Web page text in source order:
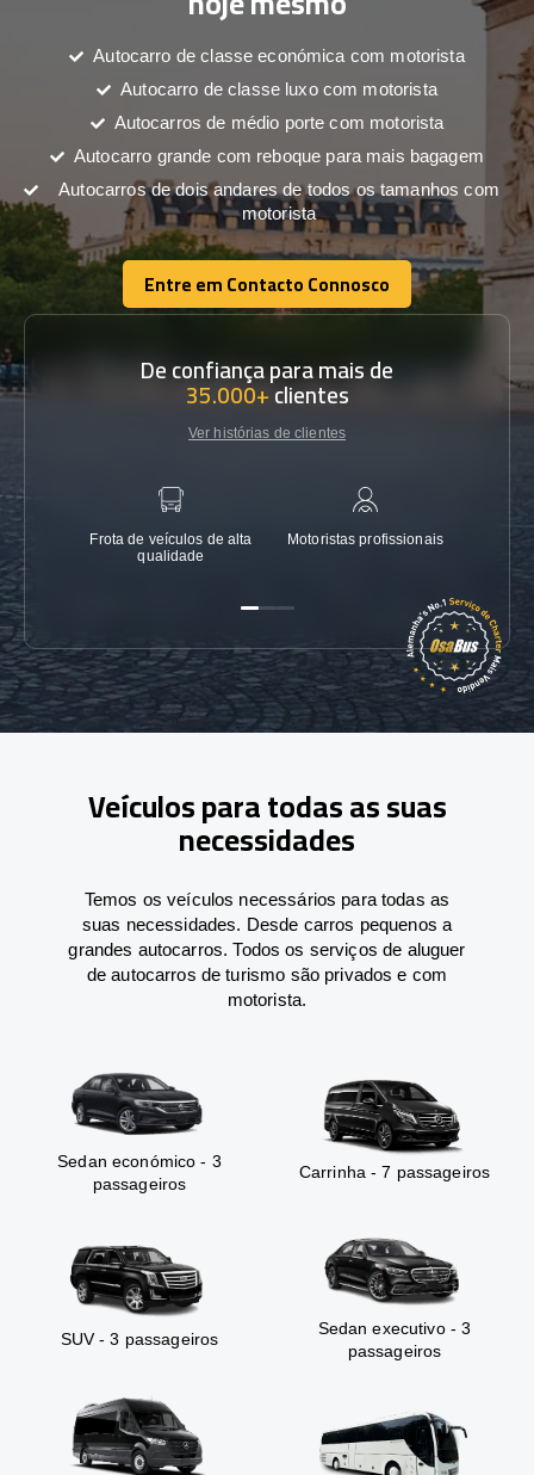
Autocarro de classe económica com motorista
Autocarro de classe luxo com motorista
Autocarros de médio porte com motorista
Autocarro grande com reboque para mais bagagem
Autocarros de dois andares de todos os tamanhos com
motorista
Entre em Contacto Connosco
Entre em Contacto Connosco
De confiança para mais de
35.000+clientes
Ver histórias de clientes
Frota de veículos de alta
qualidade
Motoristas profissionais
Veículos para todas as suas
necessidades
Temos os veículos necessários para todas as
suas necessidades. Desde carros pequenos a
grandes autocarros. Todos os serviços de aluguer
de autocarros de turismo são privados e com
motorista.
Sedan económico - 3
passageiros
Carrinha - 7 passageiros
SUV - 3 passageiros
Sedan executivo - 3
passageiros